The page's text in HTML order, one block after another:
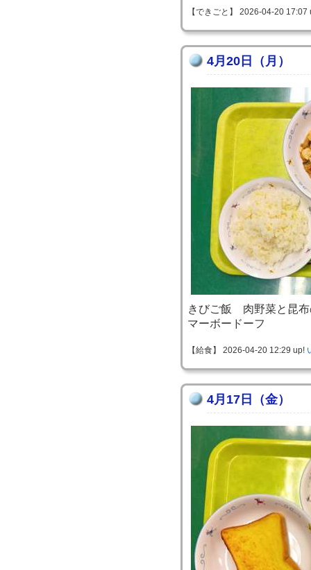
【できごと】 2026-04-20
4月20日（月）
きびご飯 肉野菜と昆布
マーボードーフ
【給食】 2026-04-20 12:29 up!
4月17日（金）